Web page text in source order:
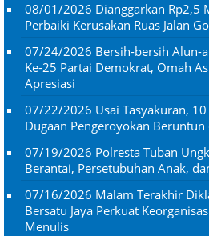
08/01/2026 Dianggarkan Rp2,5
Perbaiki Kerusakan Ruas Jalan
07/24/2026 Bersih-bersih Alun-
Ke-25 Partai Demokrat, Omah
Apresiasi
07/22/2026 Usai Tasyakuran,
Dugaan Pengeroyokan Beruntun
07/19/2026 Polresta Tuban
Berantai, Persetubuhan Anak,
07/16/2026 Malam Terakhir
Bersatu Jaya Perkuat
Menulis